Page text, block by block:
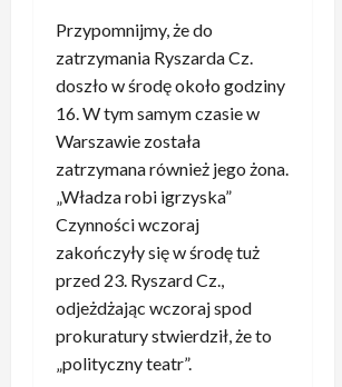
Przypomnijmy, że do
zatrzymania Ryszarda Cz.
doszło w środę około godziny
16. W tym samym czasie w
Warszawie została
zatrzymana również jego żona.
„Władza robi igrzyska”
Czynności wczoraj
zakończyły się w środę tuż
przed 23. Ryszard Cz.,
odjeżdżając wczoraj spod
prokuratury stwierdził, że to
„polityczny teatr”.